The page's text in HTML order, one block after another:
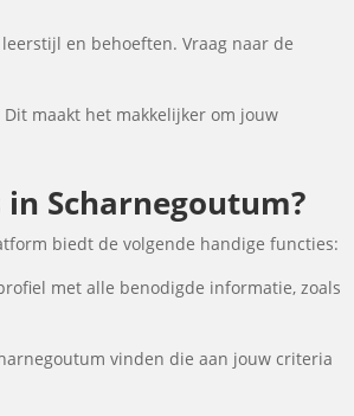
en behoeften. Vraag naar de
maakt het makkelijker om jouw
Scharnegoutum?
biedt de volgende handige functies:
met alle benodigde informatie, zoals
vinden die aan jouw criteria